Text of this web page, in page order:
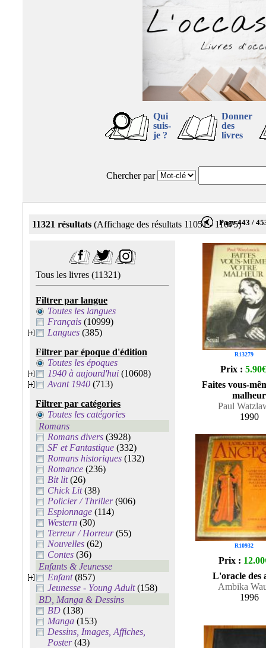
Qui
suis-
je ?
Donner
des
livres
Chercher par
11321 résultats (Affichage des résultats 11051 - 11075)
Page 443 /
Tous les livres (11321)
Filtrer par langue
Toutes les langues
Français (10999)
Langues (385)
Filtrer par époque d'édition
Toutes les époques
1940 à aujourd'hui (10608)
Avant 1940 (713)
Filtrer par catégories
Toutes les catégories
Romans
Romans divers (3928)
SF et Fantastique (332)
Romans historiques (132)
Romance (236)
Bit lit(26)
Chick Lit(38)
Policier / Thriller(906)
Espionnage (114)
Western (30)
Terreur / Horreur(55)
Nouvelles (62)
Contes (36)
Enfants & Jeunesse
Enfant(857)
Jeunesse - Young Adult(158)
BD, Manga & Dessins
BD (138)
Manga (153)
Dessins, Images, Affiches,
Poster(43)
R13279
Prix : 5.90€
Faites vous-
malheur
Paul
1990
R10932
Prix :
L'oracle des
Ambika
1996